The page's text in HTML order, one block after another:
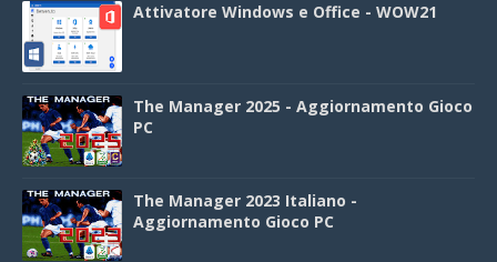
Attivatore Windows e Office - WOW21
The Manager 2025 - Aggiornamento Gioco
PC
The Manager 2023 Italiano -
Aggiornamento Gioco PC